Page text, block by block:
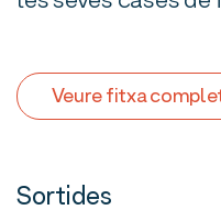
Veure fitxa
Sortides